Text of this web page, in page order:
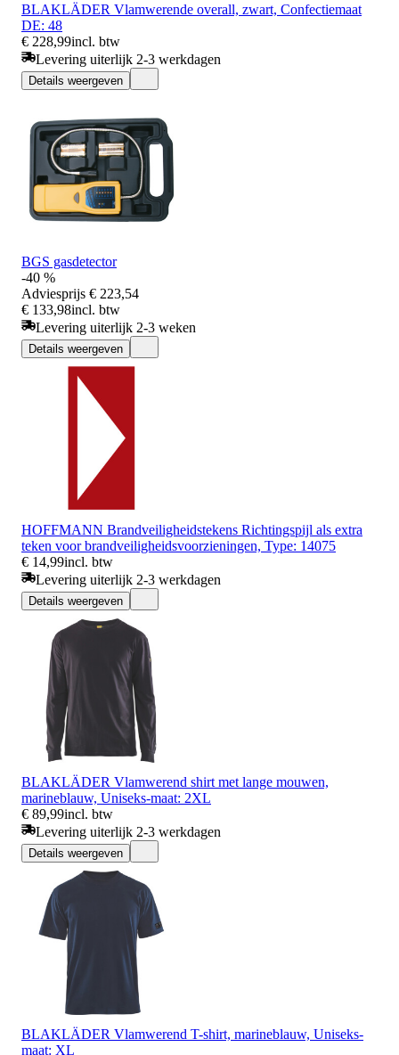
BLAKLÄDER Vlamwerende overall, zwart, Confectiemaat
DE: 48
€ 228,99incl. btw
Levering uiterlijk 2-3 werkdagen
Details weergeven
BGS gasdetector
-40 %
Adviesprijs € 223,54
€ 133,98incl. btw
Levering uiterlijk 2-3 weken
Details weergeven
HOFFMANN Brandveiligheidstekens Richtingspijl als extra
teken voor brandveiligheidsvoorzieningen, Type: 14075
€ 14,99incl. btw
Levering uiterlijk 2-3 werkdagen
Details weergeven
BLAKLÄDER Vlamwerend shirt met lange mouwen,
marineblauw, Uniseks-maat: 2XL
€ 89,99incl. btw
Levering uiterlijk 2-3 werkdagen
Details weergeven
BLAKLÄDER Vlamwerend T-shirt, marineblauw, Uniseks-
maat: XL